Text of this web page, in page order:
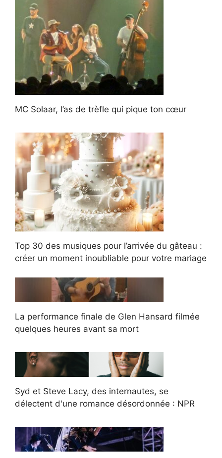
MC Solaar, l’as de trèfle qui pique ton cœur
Top 30 des musiques pour l’arrivée du gâteau :
créer un moment inoubliable pour votre mariage
La performance finale de Glen Hansard filmée
quelques heures avant sa mort
Syd et Steve Lacy, des internautes, se
délectent d'une romance désordonnée : NPR